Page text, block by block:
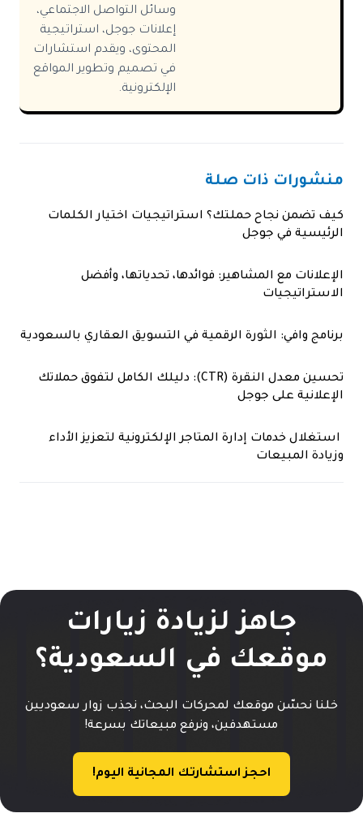
وسائل التواصل الاجتماعي،
إعلانات جوجل، استراتيجية
المحتوى، ويقدم استشارات
في تصميم وتطوير المواقع
الإلكترونية.
منشورات ذات صلة
كيف تضمن نجاح حملتك؟ استراتيجيات اختيار الكلمات
الرئيسية في جوجل
الإعلانات مع المشاهير: فوائدها، تحدياتها، وأفضل
الاستراتيجيات
برنامج وافي: الثورة الرقمية في التسويق العقاري بالسعودية
تحسين معدل النقرة (CTR): دليلك الكامل لتفوق حملاتك
الإعلانية على جوجل
استغلال خدمات إدارة المتاجر الإلكترونية لتعزيز الأداء
وزيادة المبيعات
جاهز لزيادة زيارات
موقعك في السعودية؟
خلنا نحسّن موقعك لمحركات البحث، نجذب زوار سعوديين
مستهدفين، ونرفع مبيعاتك بسرعة!
احجز استشارتك المجانية اليوم!